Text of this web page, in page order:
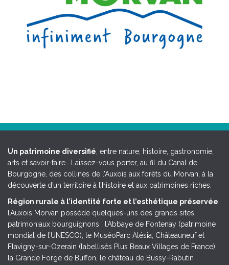
Un patrimoine diversifié , entre nature, histoire, gastronomie,
arts et savoir-faire… Laissez-vous porter, au fil du Canal de
Bourgogne, des collines de l’Auxois aux forêts du Morvan, à la
découverte d’un territoire à l’histoire et aux patrimoines riches.
Région rurale à l’identité forte et l’esthétique préservée
l’Auxois Morvan possède quelques-uns des grands sites
patrimoniaux bourguignons : l’Abbaye de Fontenay (patrimoine
mondial de l’UNESCO), le MuséoParc Alésia, Châteauneuf et
Flavigny-sur-Ozerain (labellisés Plus Beaux Villages de France),
la Grande Forge de Buffon, le château de Bussy-Rabutin